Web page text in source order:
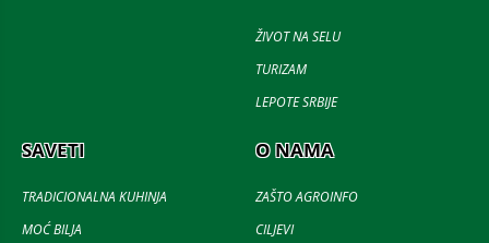
ŽIVOT NA SELU
TURIZAM
LEPOTE SRBIJE
SAVETI
TRADICIONALNA KUHINJA
MOĆ BILJA
O NAMA
ZAŠTO AGROINFO
CILJEVI